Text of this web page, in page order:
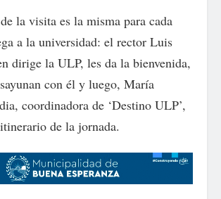
la visita es la misma para cada
a la universidad: el rector Luis
dirige la ULP, les da la bienvenida,
con él y luego, María
coordinadora de ‘Destino ULP’,
de la jornada.